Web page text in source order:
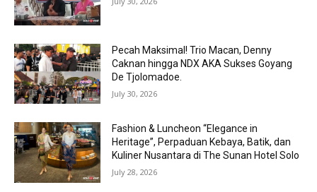
Pecah Maksimal! Trio Macan, Denny
Caknan hingga NDX AKA Sukses Goyang
De Tjolomadoe.
July 30, 2026
Fashion & Luncheon “Elegance in
Heritage”, Perpaduan Kebaya, Batik, dan
Kuliner Nusantara di The Sunan Hotel Solo
July 28, 2026